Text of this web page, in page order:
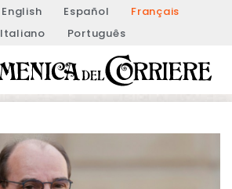
English Español
Français
Italiano
Português